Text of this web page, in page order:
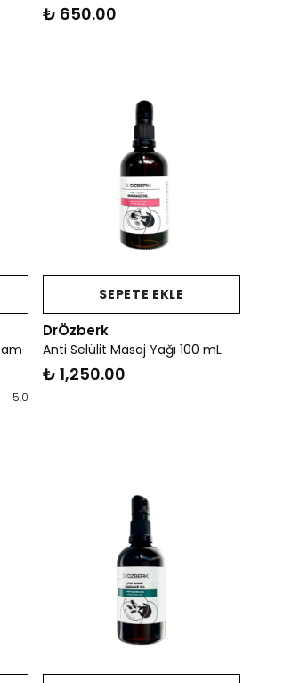
₺ 650.00
5.0
SEPETE EKLE
DrÖzberk
Anti Selülit Masaj Yağı 100 mL
₺ 1,250.00